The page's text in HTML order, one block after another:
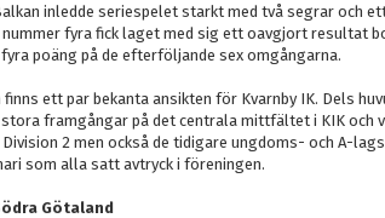
inledde seriespelet starkt med två segrar och
nummer fyra fick laget med sig ett oavgjort resultat
poäng på de efterföljande sex omgångarna.
finns ett par bekanta ansikten för Kvarnby IK. Dels
framgångar på det centrala mittfältet i KIK och
2 men också de tidigare ungdoms- och A-
som alla satt avtryck i föreningen.
Götaland